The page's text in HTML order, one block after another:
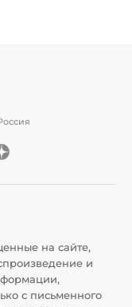
на сайте,
и
с письменного